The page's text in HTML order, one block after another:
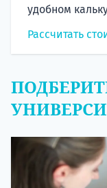
удобном
Рассчитать